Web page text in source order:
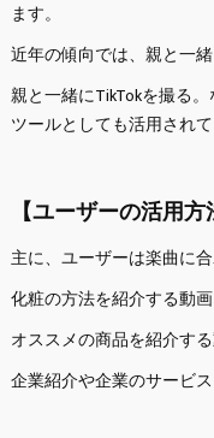
ます。
近年の傾向では、親と一緒
親と一緒にTikTokを撮る
ツールとしても活用されて
【ユーザーの活用方
主に、ユーザーは楽曲に
化粧の方法を紹介する動画
オススメの商品を紹介す
企業紹介や企業のサービ